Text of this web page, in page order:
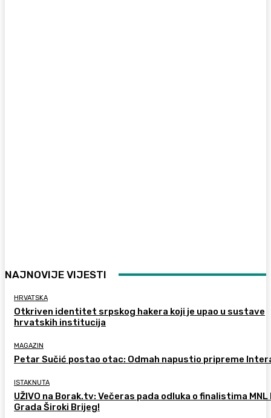
NAJNOVIJE VIJESTI
HRVATSKA
Otkriven identitet srpskog hakera koji je upao u sustave
hrvatskih institucija
MAGAZIN
Petar Sučić postao otac: Odmah napustio pripreme
ISTAKNUTA
UŽIVO na Borak.tv: Večeras pada odluka o finalistima MNL
Grada Široki Brijeg!